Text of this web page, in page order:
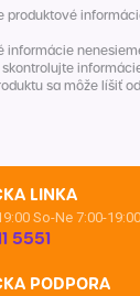
produktové
informácie
sa môže líšiť
LINKA
So-Ne 7:00-19:00
5551
PODPORA